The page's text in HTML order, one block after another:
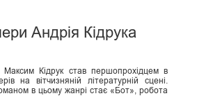
Андрія Кідрука
Максим Кідрук став першопрохідцем в
на вітчизняній літературній сцені.
в цьому жанрі стає «Бот», робота